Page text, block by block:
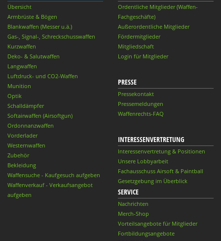
Übersicht
Armbrüste & Bögen
Blankwaffen (Messer u.ä.)
Gas-, Signal-, Schreckschusswaffen
Kurzwaffen
Deko- & Salutwaffen
Langwaffen
Luftdruck- und CO2-Waffen
Munition
Optik
Schalldämpfer
Softairwaffen (Airsoftgun)
Ordonnanzwaffen
Vorderlader
Westernwaffen
Zubehör
Bekleidung
Waffensuche - Kaufgesuch aufgeben
Waffenverkauf - Verkaufsangebot
aufgeben
Ordentliche Mitglieder (Waffen-
Fachgeschäfte)
Außerordentliche Mitglieder
Fördermitglieder
Mitgliedschaft
Login für Mitglieder
PRESSE
Pressekontakt
Pressemeldungen
Waffenrechts-FAQ
INTERESSENVERTRETUNG
Interessenvertretung & Positionen
Unsere Lobbyarbeit
Fachausschuss Airsoft & Paintball
Gesetzgebung im Überblick
SERVICE
Nachrichten
Merch-Shop
Vorteilsangebote für Mitglieder
Fortbildungsangebote